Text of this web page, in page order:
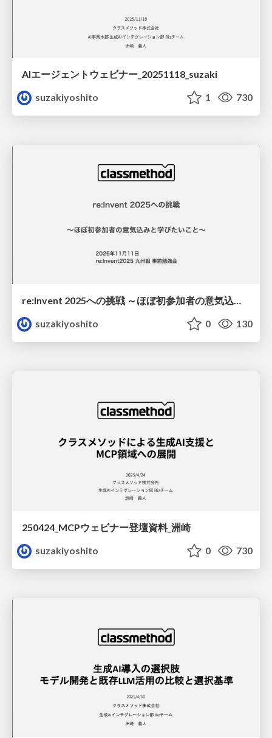
AIエージェントウェビナー_20251118_suzaki
suzakiyoshito
1 730
re:Invent 2025への挑戦 ～ほぼ初参加者の意気込みと学びたいこと〜
suzakiyoshito
0 130
250424_MCPウェビナー登壇資料_洲崎
suzakiyoshito
0 730